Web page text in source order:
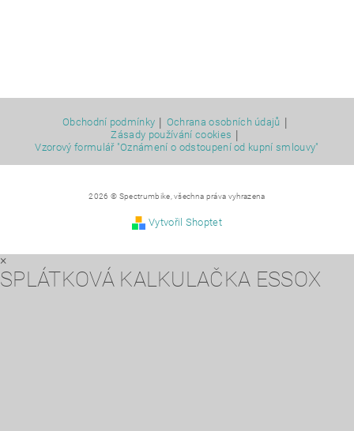
Obchodní podmínky | Ochrana osobních údajů |
Zásady používání cookies |
Vzorový formulář "Oznámení o odstoupení od kupní smlouvy"
2026 © Spectrumbike, všechna práva vyhrazena
Vytvořil Shoptet
×
SPLÁTKOVÁ KALKULAČKA ESSOX